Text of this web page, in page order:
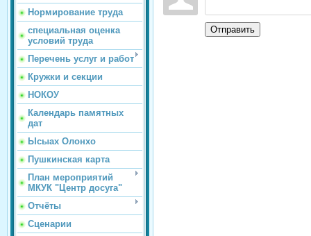
Нормирование труда
специальная оценка
условий труда
Перечень услуг и работ
Кружки и секции
НОКОУ
Календарь памятных
дат
Ысыах Олонхо
Пушкинская карта
План мероприятий
МКУК "Центр досуга"
Отчёты
Сценарии
Отправить